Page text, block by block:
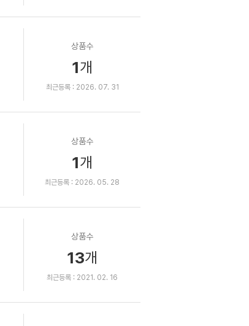
상품수
1개
최근등록 : 2026. 07. 31
상품수
1개
최근등록 : 2026. 05. 28
상품수
13개
최근등록 : 2021. 02. 16